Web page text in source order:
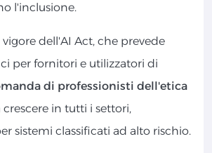
l'inclusione.
dell'AI Act, che prevede
per fornitori e utilizzatori di
di professionisti dell'etica
crescere in tutti i settori,
sistemi classificati ad alto rischio.